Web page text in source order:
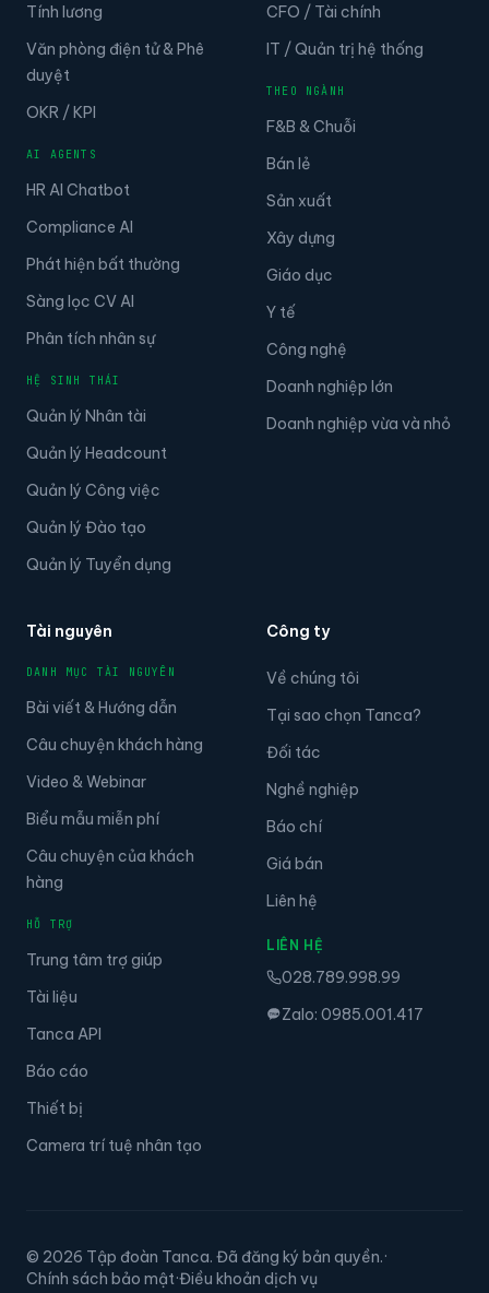
Tính lương
Văn phòng điện tử & Phê
duyệt
OKR / KPI
AI AGENTS
HR AI Chatbot
Compliance AI
Phát hiện bất thường
Sàng lọc CV AI
Phân tích nhân sự
HỆ SINH THÁI
Quản lý Nhân tài
Quản lý Headcount
Quản lý Công việc
Quản lý Đào tạo
Quản lý Tuyển dụng
CFO / Tài chính
IT / Quản trị hệ thống
THEO NGÀNH
F&B & Chuỗi
Bán lẻ
Sản xuất
Xây dựng
Giáo dục
Y tế
Công nghệ
Doanh nghiệp lớn
Doanh nghiệp vừa và nhỏ
Tài nguyên
DANH MỤC TÀI NGUYÊN
Bài viết & Hướng dẫn
Câu chuyện khách hàng
Video & Webinar
Biểu mẫu miễn phí
Câu chuyện của khách
hàng
HỖ TRỢ
Trung tâm trợ giúp
Tài liệu
Tanca API
Báo cáo
Thiết bị
Camera trí tuệ nhân tạo
Công ty
Về chúng tôi
Tại sao chọn Tanca?
Đối tác
Nghề nghiệp
Báo chí
Giá bán
Liên hệ
LIÊN HỆ
028.789.998.99
Zalo: 0985.001.417
© 2026 Tập đoàn Tanca. Đã đăng ký bản quyền.·
Chính sách bảo mật·Điều khoản dịch vụ